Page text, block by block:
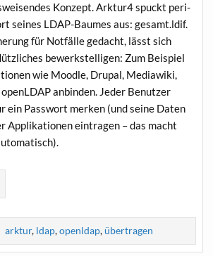
Kon­zept. Arktur4 spuckt peri­
sei­nes LDAP-Bau­mes aus: gesamt.ldif.
für Not­fäl­le gedacht, lässt sich
bewerk­stel­li­gen: Zum Bei­spiel
wie Mood­le, Drup­al, Media­wi­ki,
anbin­den. Jeder Benut­zer
ein Pass­wort mer­ken (und sei­ne Daten
Appli­ka­tio­nen ein­tra­gen – das macht
arktur, ldap,openldap,übertragen